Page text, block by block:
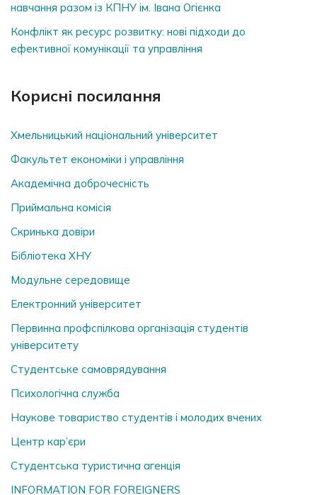
навчання разом із КПНУ ім. Івана Огієнка
Конфлікт як ресурс розвитку: нові підходи до
ефективної комунікації та управління
Корисні посилання
Хмельницький національний університет
Факультет економіки і управління
Академічна доброчесність
Приймальна комісія
Скринька довiри
Бібліотека ХНУ
Модульне середовище
Електронний університет
Первинна профспілкова організація студентів
університету
Студентське самоврядування
Психологічна служба
Наукове товариство студентів і молодих вчених
Центр кар’єри
Студентська туристична агенція
INFORMATION FOR FOREIGNERS